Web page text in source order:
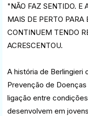
"NÃO FAZ SENTIDO. E
MAIS DE PERTO PARA
CONTINUEM TENDO
ACRESCENTOU.
A história de
Prevenção de
ligação entre
desenvolvem em